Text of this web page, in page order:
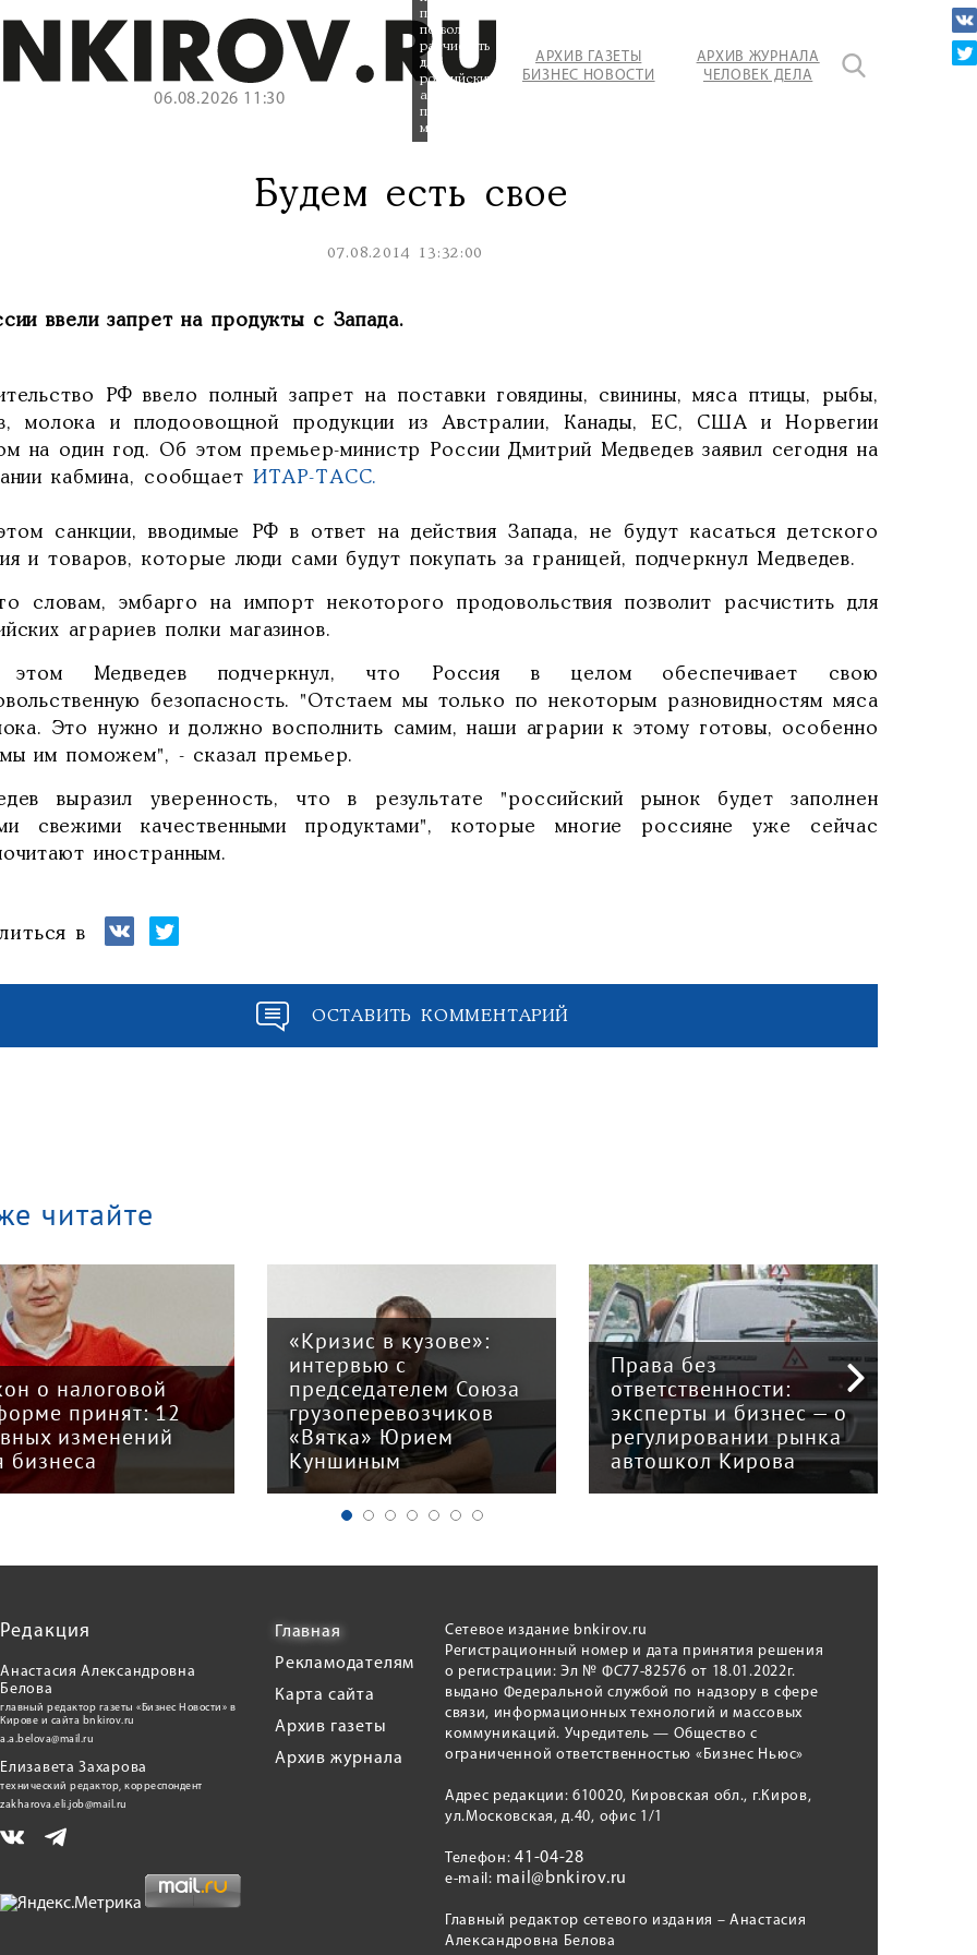
06.08.2026 11:30
АРХИВ ГАЗЕТЫ
БИЗНЕС НОВОСТИ
АРХИВ ЖУРНАЛА
ЧЕЛОВЕК ДЕЛА
продовольствия,
позволит
расчистить
для
российских
аграриев
полки
магазинов.
Будем есть свое
07.08.2014 13:32:00
ввели запрет на продукты с Запада.
РФ ввело полный запрет на поставки говядины, свинины, мяса птицы, рыбы,
молока и плодоовощной продукции из Австралии, Канады, ЕС, США и Норвегии
на один год. Об этом премьер-министр России Дмитрий Медведев заявил сегодня на
кабмина, сообщает ИТАР-ТАСС.
санкции, вводимые РФ в ответ на действия Запада, не будут касаться детского
и товаров, которые люди сами будут покупать за границей, подчеркнул Медведев.
словам, эмбарго на импорт некоторого продовольствия позволит расчистить для
аграриев полки магазинов.
Медведев подчеркнул, что Россия в целом обеспечивает свою
безопасность. "Отстаем мы только по некоторым разновидностям мяса
Это нужно и должно восполнить самим, наши аграрии к этому готовы, особенно
им поможем", - сказал премьер.
выразил уверенность, что в результате "российский рынок будет заполнен
свежими качественными продуктами", которые многие россияне уже сейчас
иностранным.
в
ОСТАВИТЬ КОММЕНТАРИЙ
читайте
о налоговой
принят: 12
изменений
бизнеса
«Кризис в кузове»:
интервью с
председателем Союза
грузоперевозчиков
«Вятка» Юрием
Куншиным
Права без
ответственности:
эксперты и бизнес — о
регулировании рынка
автошкол Кирова
Редакция
Анастасия Александровна
Белова
главный редактор газеты «Бизнес Новости» в
Кирове и сайта bnkirov.ru
a.a.belova@mail.ru
Елизавета Захарова
технический редактор, корреспондент
zakharova.eli.job@mail.ru
Главная
Рекламодателям
Карта сайта
Архив газеты
Архив журнала
Сетевое издание bnkirov.ru
Регистрационный номер и дата принятия решения
о регистрации: Эл № ФС77-82576 от 18.01.2022г.
выдано Федеральной службой по надзору в сфере
связи, информационных технологий и массовых
коммуникаций. Учредитель — Общество с
ограниченной ответственностью «Бизнес Ньюс»
Адрес редакции: 610020, Кировская обл., г.Киров,
ул.Московская, д.40, офис 1/1
Телефон:41-04-28
e-mail: mail@bnkirov.ru
Главный редактор сетевого издания – Анастасия
Александровна Белова